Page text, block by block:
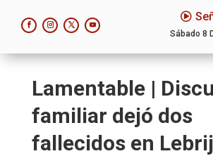
Sábado 8
Lamentable |
familiar dejó dos
fallecidos en